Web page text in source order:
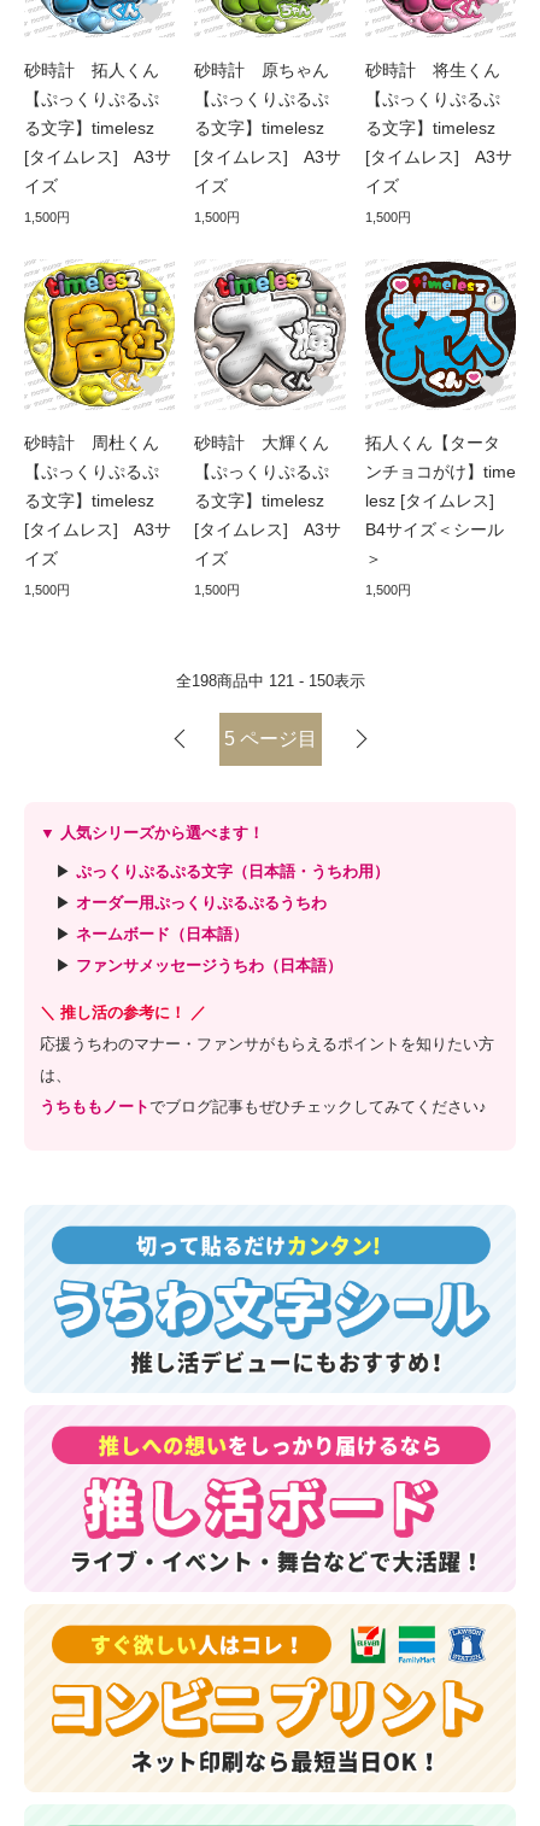
砂時計 拓人くん
【ぷっくりぷるぷ
る文字】timelesz
[タイムレス] A3サ
イズ
1,500円
砂時計 原ちゃん
【ぷっくりぷるぷ
る文字】timelesz
[タイムレス] A3サ
イズ
1,500円
砂時計 将生くん
【ぷっくりぷるぷ
る文字】timelesz
[タイムレス] A3サ
イズ
1,500円
砂時計 周杜くん
【ぷっくりぷるぷ
る文字】timelesz
[タイムレス] A3サ
イズ
1,500円
砂時計 大輝くん
【ぷっくりぷるぷ
る文字】timelesz
[タイムレス] A3サ
イズ
1,500円
拓人くん【タータ
ンチョコがけ】time
lesz [タイムレス]
B4サイズ＜シール
＞
1,500円
全198商品中 121 - 150表示
5 ページ目
▼ 人気シリーズから選べます！
▶ ぷっくりぷるぷる文字（日本語・うちわ用）
▶ オーダー用ぷっくりぷるぷるうちわ
▶ ネームボード（日本語）
▶ ファンサメッセージうちわ（日本語）
＼ 推し活の参考に！ ／
応援うちわのマナー・ファンサがもらえるポイントを知りたい方
は、
うちももノートでブログ記事もぜひチェックしてみてください♪